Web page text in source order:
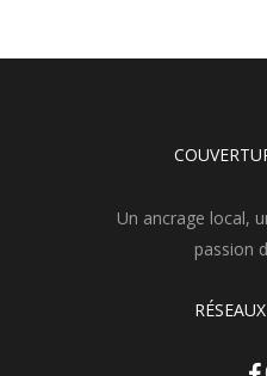
Un ancrage local,
passion